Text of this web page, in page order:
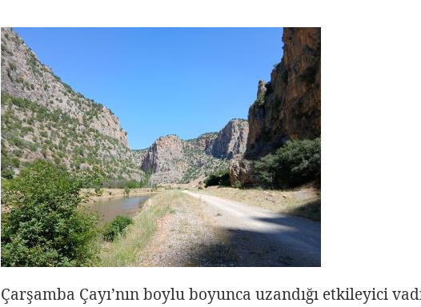
Çarşamba Çayı’nın boylu boyunca uzandığı etkileyici